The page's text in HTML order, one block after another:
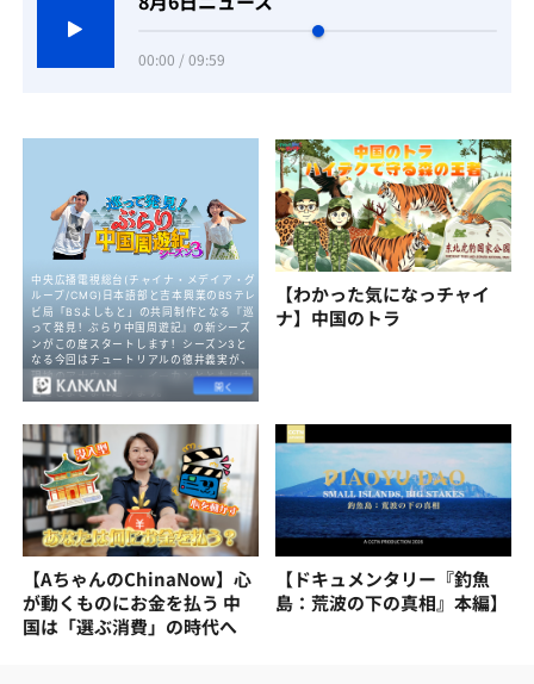
00:00 / 09:59
【わかった気になっチャイ
ナ】中国のトラ
【AちゃんのChinaNow】心
が動くものにお金を払う 中
国は「選ぶ消費」の時代へ
【ドキュメンタリー『釣魚
島：荒波の下の真相』本編】